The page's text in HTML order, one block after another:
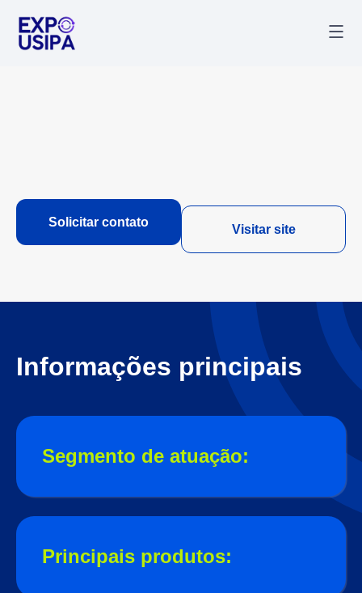
Solicitar contato
Visitar site
Informações principais
Segmento de atuação:
Principais produtos: